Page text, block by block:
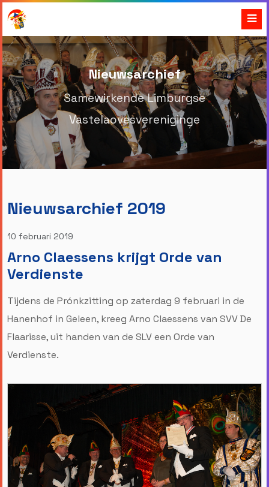
Nieuwsarchief
Samewirkende Limburgse
Vastelaovesvereniginge
Nieuwsarchief 2019
10 februari 2019
Arno Claessens krijgt Orde van
Verdienste
Tijdens de Prónkzitting op zaterdag 9 februari in de
Hanenhof in Geleen, kreeg Arno Claessens van SVV De
Flaarisse, uit handen van de SLV een Orde van
Verdienste.